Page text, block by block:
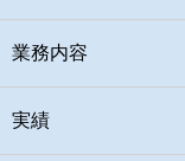
業務内容
実績